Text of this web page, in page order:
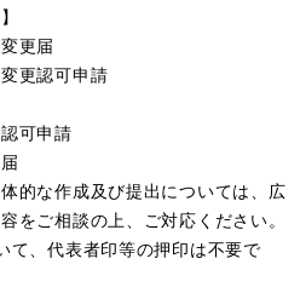
更届
更認可申請
可申請
的な作成及び提出については、広
をご相談の上、ご対応ください。
て、代表者印等の押印は不要で